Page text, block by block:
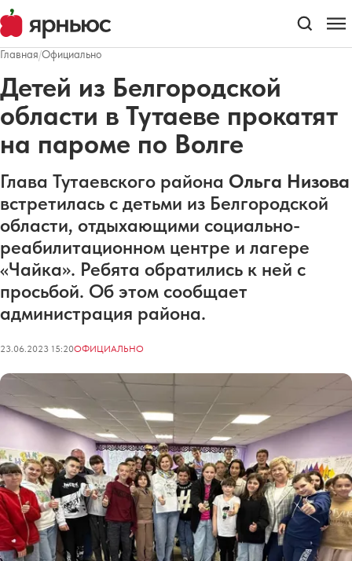
Главная/Официально
Детей из Белгородской
области в Тутаеве прокатят
на пароме по Волге
Глава Тутаевского района Ольга Низова
встретилась с детьми из Белгородской
области, отдыхающими социально-
реабилитационном центре и лагере
«Чайка». Ребята обратились к ней с
просьбой. Об этом сообщает
администрация района.
23.06.2023 15:20ОФИЦИАЛЬНО